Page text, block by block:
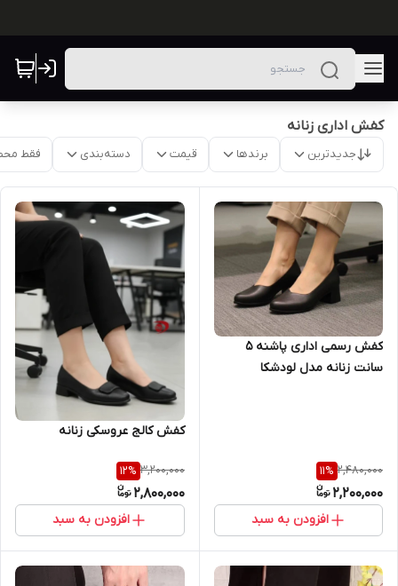
کفش اداری زنانه
جدیدترین برندها قیمت دسته‌بندی فقط
کفش رسمی اداری پاشنه ۵
سانت زنانه مدل لودشکا
2,480,000
11%
2,200,000
افزودن به سبد
کفش کالج عروسکی زنانه
3,200,000
12%
2,800,000
افزودن به سبد